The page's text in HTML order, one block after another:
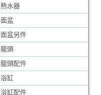
熱水器
面盆
面盆另件
龍頭
龍頭配件
浴缸
浴缸配件